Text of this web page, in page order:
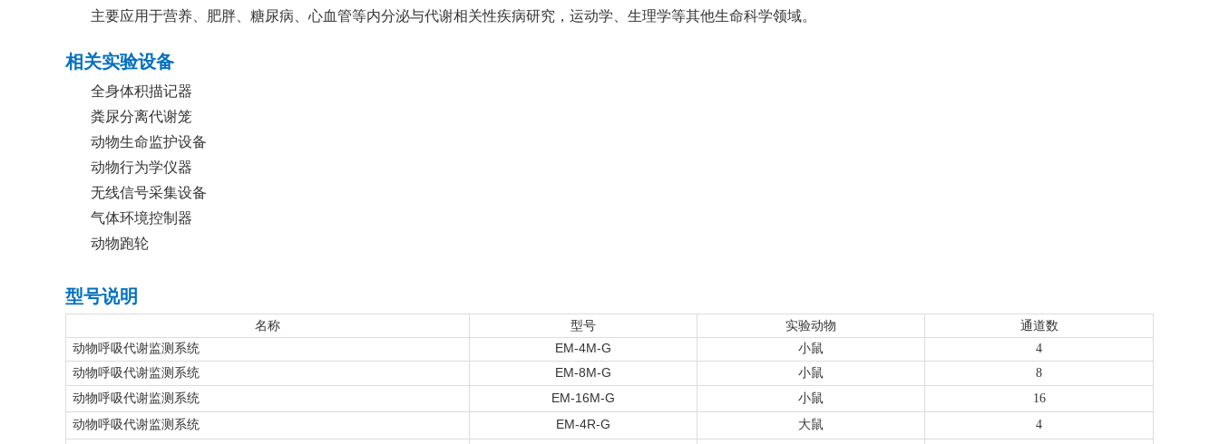
主要应用于营养、肥胖、糖尿病、心血管等内分泌与代谢相关性疾病研究，运动学、生理学等其他生命科学领域。
相关实验设备
全身体积描记器
粪尿分离代谢笼
动物生命监护设备
动物行为学仪器
无线信号采集设备
气体环境控制器
动物跑轮
型号说明
名称 型号 实验动物
通道数
动物呼吸代谢监测系统
EM-4M-G 小鼠
4
动物呼吸代谢监测系统
EM-8M-G 小鼠
8
动物呼吸代谢监测系统
EM-16M-G 小鼠
16
动物呼吸代谢监测系统
EM-4R-G 大鼠
4